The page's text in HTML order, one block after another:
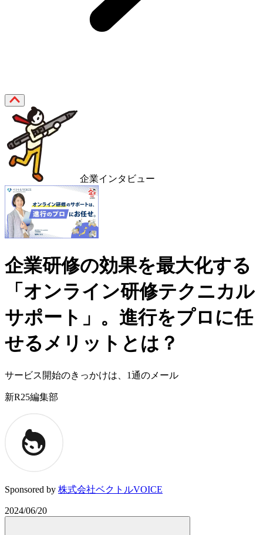
企業インタビュー
企業研修の効果を最大化する
「オンライン研修テクニカル
サポート」。進行をプロに任
せるメリットとは？
サービス開始のきっかけは、1通のメール
新R25編集部
Sponsored by 株式会社ベクトルVOICE
2024/06/20